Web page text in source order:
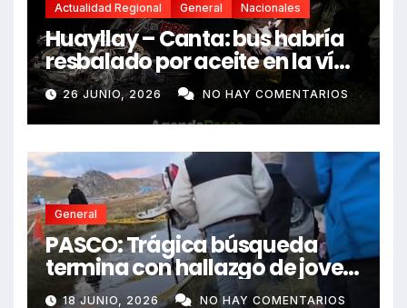
Actualidad Regional General Nacionales
Huayllay – Canta: bus habría
resbalado por aceite en la vía
e impactó auto siniestrado
dejando dos fallecidos
26 JUNIO, 2026 NO HAY COMENTARIOS
General
PASCO: Trágica búsqueda
termina con hallazgo de joven
sin vida en Rancas
18 JUNIO, 2026 NO HAY COMENTARIOS